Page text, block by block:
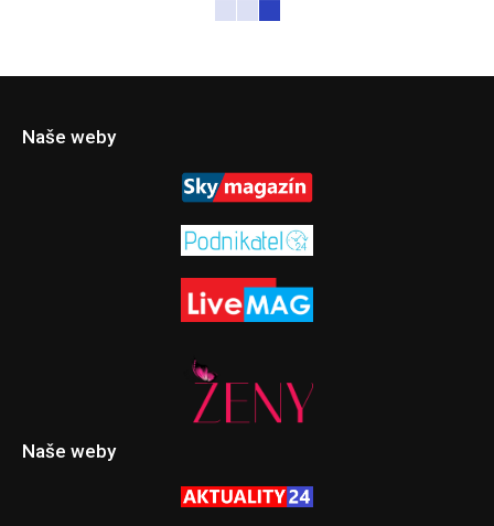
Naše weby
Naše weby